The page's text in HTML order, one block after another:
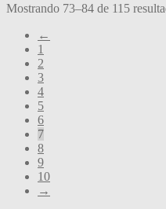
$ 663
Mostrando 73–84 de 115
←
1
2
3
4
5
6
7
8
9
10
→